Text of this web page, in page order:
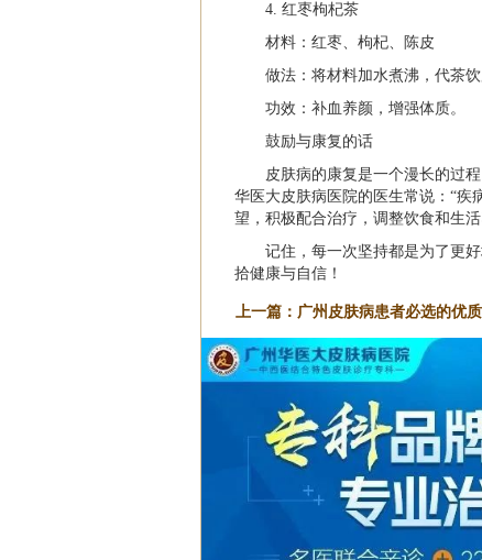
4. 红枣枸杞茶
材料：红枣、枸杞、陈皮
做法：将材料加水煮沸，代茶饮
功效：补血养颜，增强体质。
鼓励与康复的话
皮肤病的康复是一个漫长的过
华医大皮肤病医院的医生常说：“疾
望，积极配合治疗，调整饮食和生
记住，每一次坚持都是为了更
拾健康与自信！
上一篇： 广州皮肤病患者必选的优
获健康